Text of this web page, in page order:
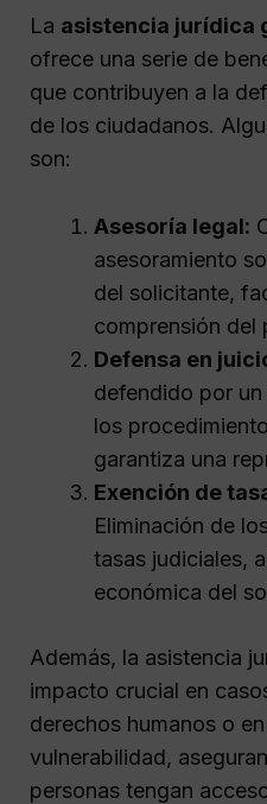
La asistencia jurídica
ofrece una serie de
que contribuyen a la
de los ciudadanos.
son:
Asesoría legal:
asesoramiento
del solicitante,
comprensión del
Defensa en
defendido por
los
garantiza una
Exención de
Eliminación de
tasas judiciales,
económica del
Además, la asistencia
impacto crucial en
derechos humanos o
vulnerabilidad,
personas tengan